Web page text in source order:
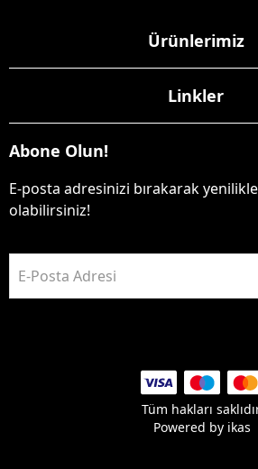
Ürünlerimiz
Linkler
Abone Olun!
E-posta adresinizi bırakarak
olabilirsiniz!
E-Posta Adresi
Tüm hakları
Powered by ikas